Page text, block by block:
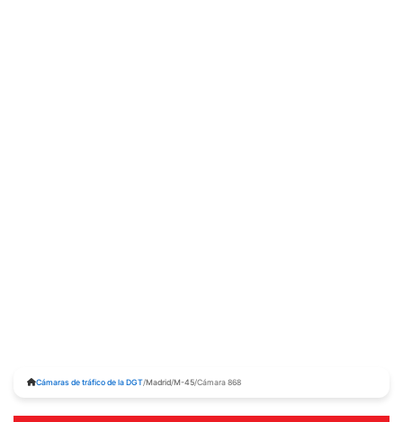
Cámaras de tráfico de la DGT/Madrid/M-45/Cámara 868